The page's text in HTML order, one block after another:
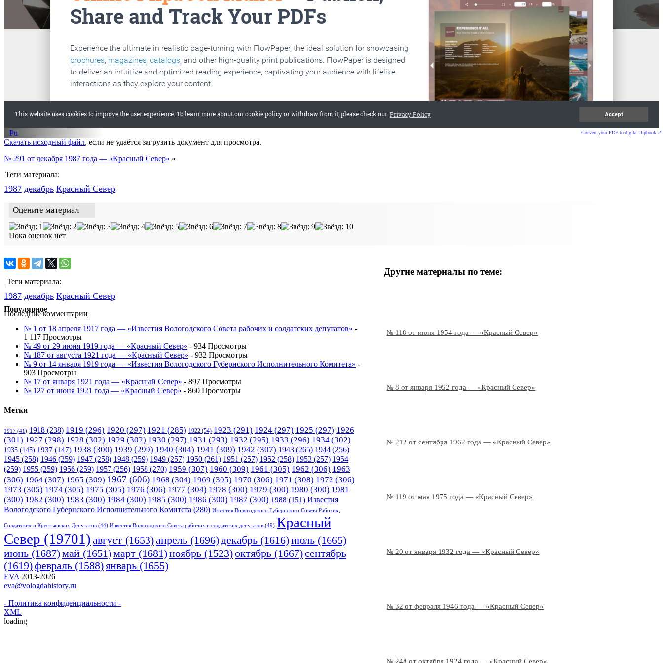
Вологда старые газеты
Convert your PDF to digital flipbook ↗
Скачать исходный файл, если не удаётся загрузить документ для просмотра.
№ 291 от декабря 1987 года — «Красный Север» »
Теги материала:
1987 декабрь Красный Cевер
Оцените материал
Пока оценок нет
Другие материалы по теме:
№ 118 от июня 1954 года — «Красный Север»
№ 8 от января 1952 года — «Красный Север»
№ 212 от сентября 1962 года — «Красный Север»
№ 119 от мая 1975 года — «Красный Север»
№ 20 от января 1932 года — «Красный Север»
№ 32 от февраля 1946 года — «Красный Север»
№ 248 от октября 1924 года — «Красный Север»
Теги материала:
1987 декабрь Красный Cевер
Последние комментарии
Популярное
№ 1 от 18 апреля 1917 года — «Известия Вологодского Совета рабочих и солдатских депутатов» -
1 117 Просмотры
№ 49 от 29 июня 1919 года — «Красный Север» - 934 Просмотры
№ 187 от августа 1921 года — «Красный Север» - 932 Просмотры
№ 9 от 14 января 1919 года — «Известия Вологодского Губернского Исполнительного Комитета» -
903 Просмотры
№ 17 от января 1921 года — «Красный Север» - 897 Просмотры
№ 127 от июня 1921 года — «Красный Север» - 860 Просмотры
Метки
1917 (41) 1918 (238) 1919 (296) 1920 (297) 1921 (285) 1922 (54) 1923 (291) 1924 (297) 1925 (297) 1926
(301) 1927 (298) 1928 (302) 1929 (302) 1930 (297) 1931 (293) 1932 (295) 1933 (296) 1934 (302)
1935 (145) 1937 (147) 1938 (300) 1939 (299) 1940 (304) 1941 (309) 1942 (307) 1943 (265) 1944 (256)
1945 (258) 1946 (259) 1947 (258) 1948 (259) 1949 (257) 1950 (261) 1951 (257) 1952 (258) 1953 (257) 1954
(259) 1955 (259) 1956 (259) 1957 (256) 1958 (270) 1959 (307) 1960 (309) 1961 (305) 1962 (306) 1963
(306) 1964 (307) 1965 (309) 1967 (606) 1968 (304) 1969 (305) 1970 (306) 1971 (308) 1972 (306)
1973 (305) 1974 (305) 1975 (305) 1976 (306) 1977 (304) 1978 (300) 1979 (300) 1980 (300) 1981
(300) 1982 (300) 1983 (300) 1984 (300) 1985 (300) 1986 (300) 1987 (300) 1988 (151) Известия
Вологодского Губернского Исполнительного Комитета (280) Известия Вологодского Губернского Совета Рабочих,
Солдатских и Крестьянских Депутатов (44) Известия Вологодского Совета рабочих и солдатских депутатов (49) Красный
Cевер (19701) август (1653)апрель (1696)декабрь (1616)июль (1665)
июнь (1687)май (1651)март (1681)ноябрь (1523)октябрь (1667)сентябрь
(1619)февраль (1588)январь (1655)
EVA 2013-2026
eva@vologdahistory.ru
- Политика конфиденциальности -
XML
loading